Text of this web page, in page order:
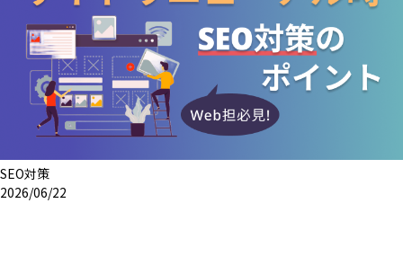
SEO対策
2026/06/22